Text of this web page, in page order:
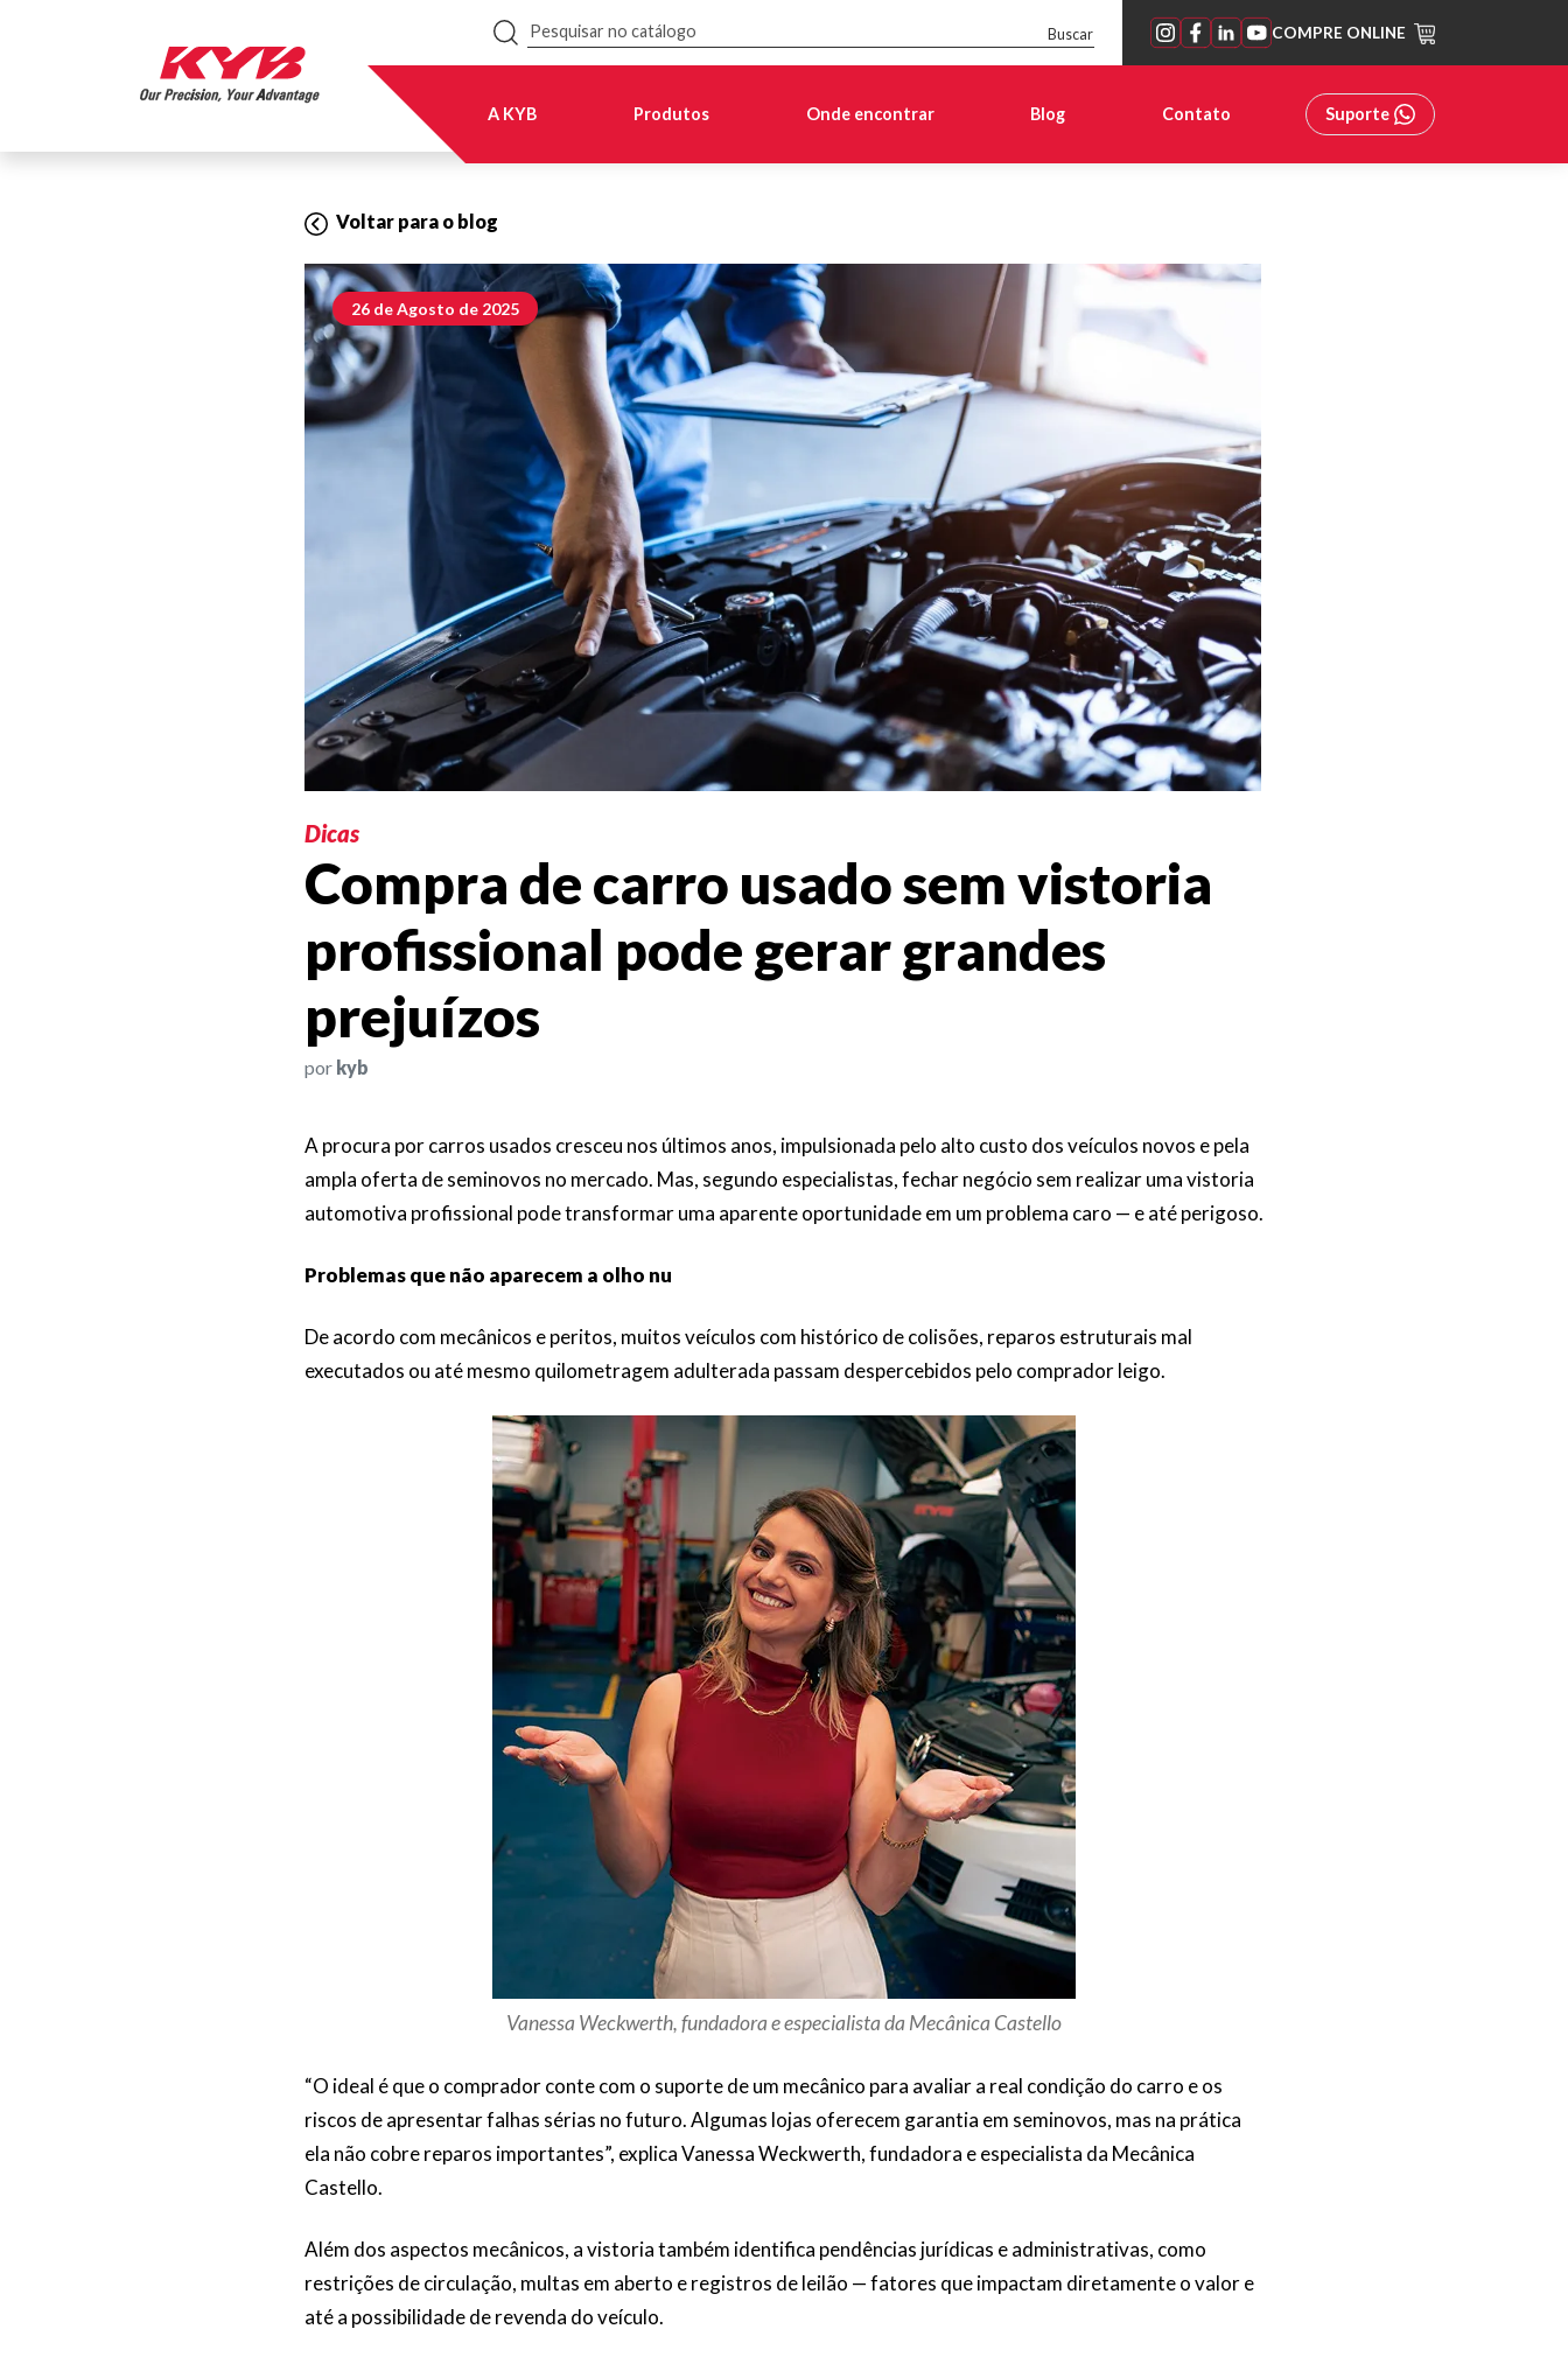
Buscar COMPRE ONLINE
A KYB Produtos Onde encontrar Blog Contato Suporte
Voltar para o blog
26 de Agosto de 2025
Dicas
Compra de carro usado sem vistoria
profissional pode gerar grandes
prejuízos
por kyb
A procura por carros usados cresceu nos últimos anos, impulsionada pelo alto custo dos veículos novos e pela
ampla oferta de seminovos no mercado. Mas, segundo especialistas, fechar negócio sem realizar uma vistoria
automotiva profissional pode transformar uma aparente oportunidade em um problema caro — e até perigoso.
Problemas que não aparecem a olho nu
De acordo com mecânicos e peritos, muitos veículos com histórico de colisões, reparos estruturais mal
executados ou até mesmo quilometragem adulterada passam despercebidos pelo comprador leigo.
Vanessa Weckwerth, fundadora e especialista da Mecânica Castello
“O ideal é que o comprador conte com o suporte de um mecânico para avaliar a real condição do carro e os
riscos de apresentar falhas sérias no futuro. Algumas lojas oferecem garantia em seminovos, mas na prática
ela não cobre reparos importantes”, explica Vanessa Weckwerth, fundadora e especialista da Mecânica
Castello.
Além dos aspectos mecânicos, a vistoria também identifica pendências jurídicas e administrativas, como
restrições de circulação, multas em aberto e registros de leilão — fatores que impactam diretamente o valor e
até a possibilidade de revenda do veículo.